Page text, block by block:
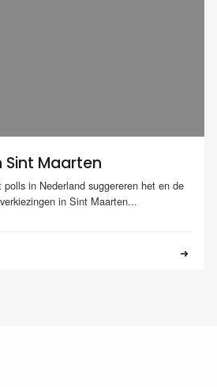
Sint Maarten
in Nederland suggereren het en de
in Sint Maarten...